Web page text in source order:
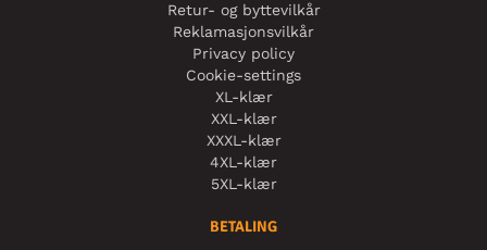
Retur- og byttevilkår
Reklamasjonsvilkår
Privacy policy
Cookie-settings
XL-klær
XXL-klær
XXXL-klær
4XL-klær
5XL-klær
BETALING